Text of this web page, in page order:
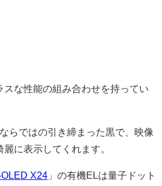
スな性能の組み合わせを持ってい
らではの引き締まった黒で、映像
に表示してくれます。
X24 」の有機ELは量子ドット